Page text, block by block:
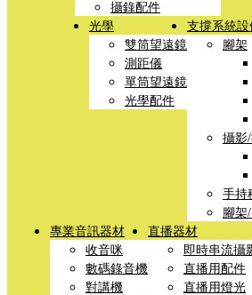
攝錄配件
光學
雙筒望遠鏡
測距儀
單筒望遠鏡
光學配件
支撐系統設
腳架
攝影
手持
腳架
專業音訊器材
收音咪
數碼錄音機
對講機
直播器材
即時串流攝
直播用配件
直播用燈光